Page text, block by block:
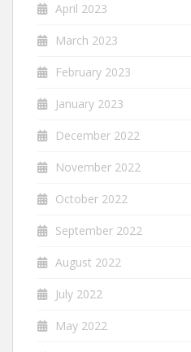
April 2023
March 2023
February 2023
January 2023
December 2022
November 2022
October 2022
September 2022
August 2022
July 2022
May 2022